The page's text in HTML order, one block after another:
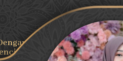
memohon Rahmat
makhluk-Nya